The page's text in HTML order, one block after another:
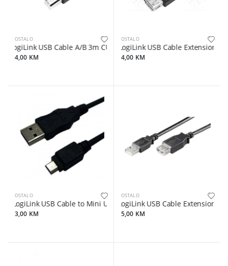
OSTALO
LogiLink USB Cable A/B 3m CU0008B
4,00 KM
OSTALO
LogiLink USB Cable Extension
4,00 KM
OSTALO
LogiLink USB Cable to Mini USB 5pin 1.8m CU0014
3,00 KM
OSTALO
LogiLink USB Cable Extension
5,00 KM